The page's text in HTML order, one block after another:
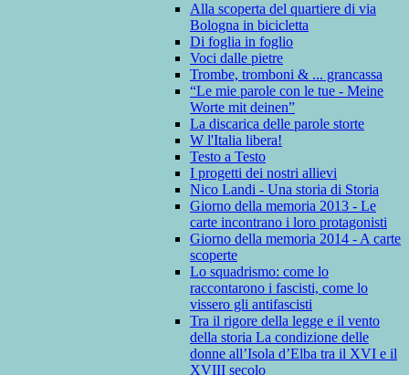
Alla scoperta del quartiere di via
Bologna in bicicletta
Di foglia in foglio
Voci dalle pietre
Trombe, tromboni & ... grancassa
“Le mie parole con le tue - Meine
Worte mit deinen”
La discarica delle parole storte
W l'Italia libera!
Testo a Testo
I progetti dei nostri allievi
Nico Landi - Una storia di Storia
Giorno della memoria 2013 - Le
carte incontrano i loro protagonisti
Giorno della memoria 2014 - A carte
scoperte
Lo squadrismo: come lo
raccontarono i fascisti, come lo
vissero gli antifascisti
Tra il rigore della legge e il vento
della storia La condizione delle
donne all’Isola d’Elba tra il XVI e il
XVIII secolo